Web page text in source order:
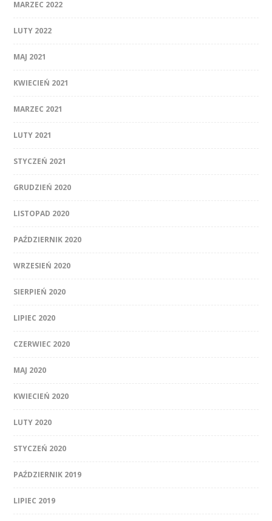
MARZEC 2022
LUTY 2022
MAJ 2021
KWIECIEŃ 2021
MARZEC 2021
LUTY 2021
STYCZEŃ 2021
GRUDZIEŃ 2020
LISTOPAD 2020
PAŹDZIERNIK 2020
WRZESIEŃ 2020
SIERPIEŃ 2020
LIPIEC 2020
CZERWIEC 2020
MAJ 2020
KWIECIEŃ 2020
LUTY 2020
STYCZEŃ 2020
PAŹDZIERNIK 2019
LIPIEC 2019